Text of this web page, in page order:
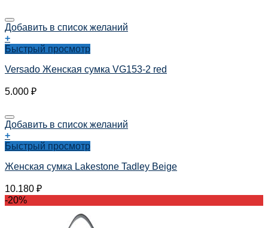
Добавить в список желаний
+
Быстрый просмотр
Versado Женская сумка VG153-2 red
5.000 ₽
Добавить в список желаний
+
Быстрый просмотр
Женская сумка Lakestone Tadley Beige
10.180 ₽
-20%